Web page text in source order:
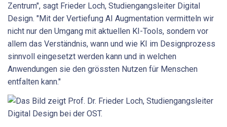
Zentrum", sagt Frieder Loch, Studiengangsleiter Digital
Design. "Mit der Vertiefung AI Augmentation vermitteln wir
nicht nur den Umgang mit aktuellen KI-Tools, sondern vor
allem das Verständnis, wann und wie KI im Designprozess
sinnvoll eingesetzt werden kann und in welchen
Anwendungen sie den grössten Nutzen für Menschen
entfalten kann."